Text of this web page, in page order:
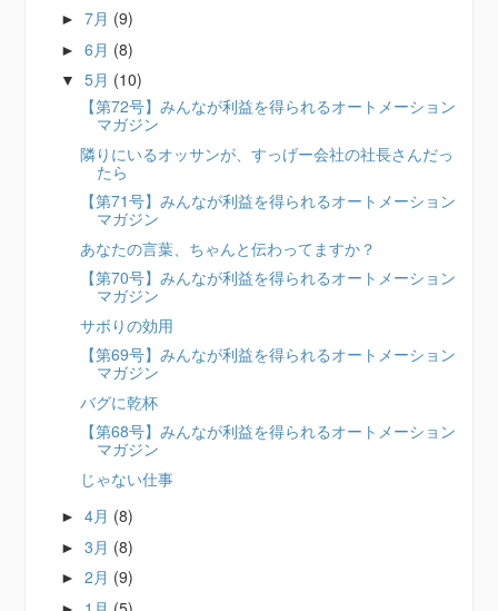
►7月 (9)
►6月 (8)
▼5月 (10)
【第72号】みんなが利益を得られるオートメーション
マガジン
隣りにいるオッサンが、すっげー会社の社長さんだっ
たら
【第71号】みんなが利益を得られるオートメーション
マガジン
あなたの言葉、ちゃんと伝わってますか？
【第70号】みんなが利益を得られるオートメーション
マガジン
サボりの効用
【第69号】みんなが利益を得られるオートメーション
マガジン
バグに乾杯
【第68号】みんなが利益を得られるオートメーション
マガジン
じゃない仕事
►4月 (8)
►3月 (8)
►2月 (9)